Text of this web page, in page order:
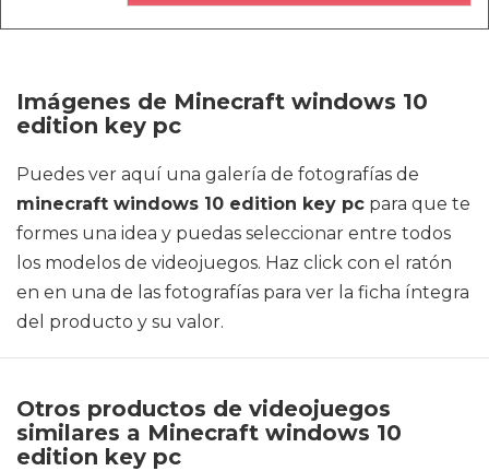
Imágenes de Minecraft windows 10
edition key pc
Puedes ver aquí una galería de fotografías de
minecraft windows 10 edition key pc para que te
formes una idea y puedas seleccionar entre todos
los modelos de videojuegos. Haz click con el ratón
en en una de las fotografías para ver la ficha íntegra
del producto y su valor.
Otros productos de videojuegos
similares a Minecraft windows 10
edition key pc